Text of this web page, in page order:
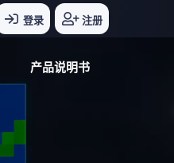
登录 注册
产品说明书